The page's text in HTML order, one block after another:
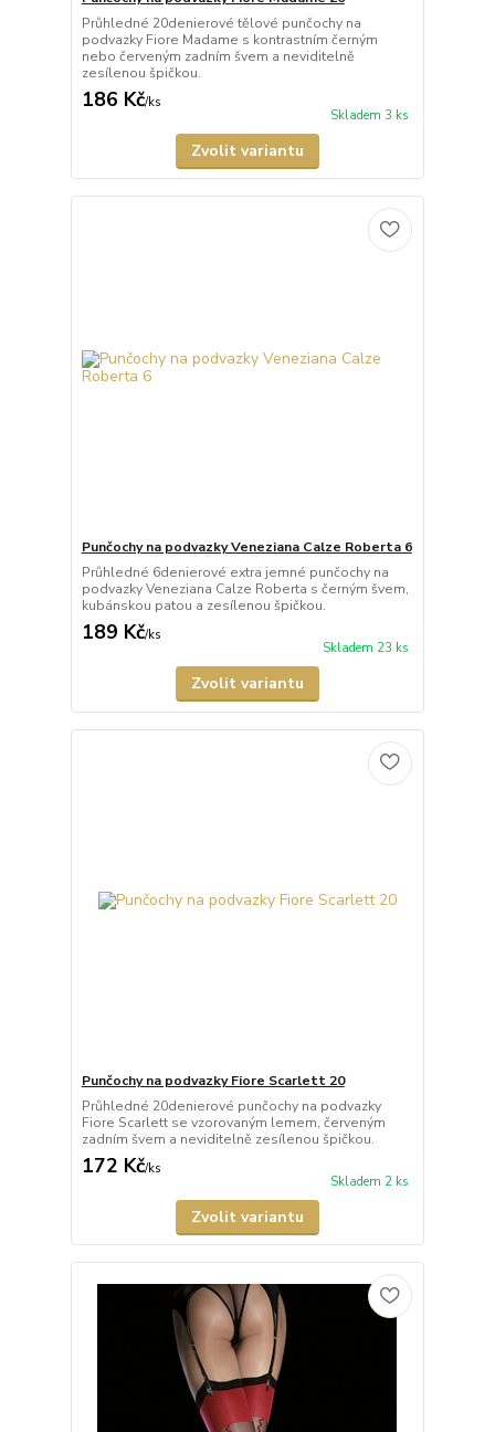
Průhledné 20denierové tělové punčochy na
podvazky Fiore Madame s kontrastním černým
nebo červeným zadním švem a neviditelně
zesílenou špičkou.
186 Kč/ks
Skladem 3 ks
Zvolit variantu
Punčochy na podvazky Veneziana Calze Roberta 6
Průhledné 6denierové extra jemné punčochy na
podvazky Veneziana Calze Roberta s černým švem,
kubánskou patou a zesílenou špičkou.
189 Kč/ks
Skladem 23 ks
Zvolit variantu
Punčochy na podvazky Fiore Scarlett 20
Průhledné 20denierové punčochy na podvazky
Fiore Scarlett se vzorovaným lemem, červeným
zadním švem a neviditelně zesílenou špičkou.
172 Kč/ks
Skladem 2 ks
Zvolit variantu